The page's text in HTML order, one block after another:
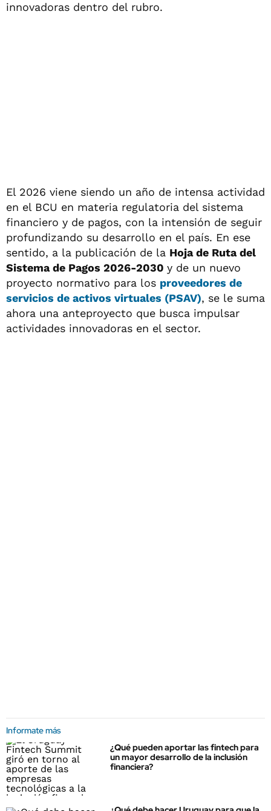
innovadoras dentro del rubro.
El 2026 viene siendo un año de intensa actividad
en el BCU en materia regulatoria del sistema
financiero y de pagos, con la intensión de seguir
profundizando su desarrollo en el país. En ese
sentido, a la publicación de la Hoja de Ruta del
Sistema de Pagos 2026-2030 y de un nuevo
proyecto normativo para los proveedores de
servicios de activos virtuales (PSAV), se le suma
ahora una anteproyecto que busca impulsar
actividades innovadoras en el sector.
Informate más
¿Qué pueden aportar las fintech para
un mayor desarrollo de la inclusión
financiera?